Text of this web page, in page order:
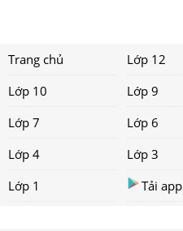
Trang chủ Lớp 12
Lớp 10
Lớp 9
Lớp 7
Lớp 6
Lớp 4
Lớp 3
Lớp 1
Tải app